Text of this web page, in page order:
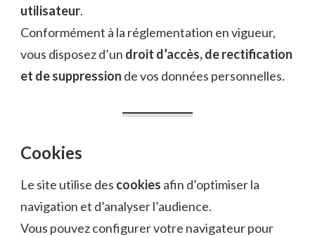
utilisateur.
Conformément à la réglementation en vigueur,
vous disposez d’un droit d’accès, de rectification
et de suppression de vos données personnelles.
Cookies
Le site utilise des cookies afin d’optimiser la
navigation et d’analyser l’audience.
Vous pouvez configurer votre navigateur pour